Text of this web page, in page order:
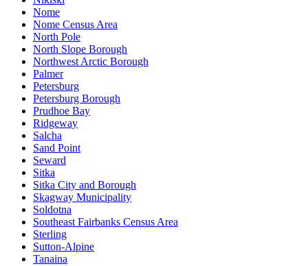
Nome
Nome Census Area
North Pole
North Slope Borough
Northwest Arctic Borough
Palmer
Petersburg
Petersburg Borough
Prudhoe Bay
Ridgeway
Salcha
Sand Point
Seward
Sitka
Sitka City and Borough
Skagway Municipality
Soldotna
Southeast Fairbanks Census Area
Sterling
Sutton-Alpine
Tanaina